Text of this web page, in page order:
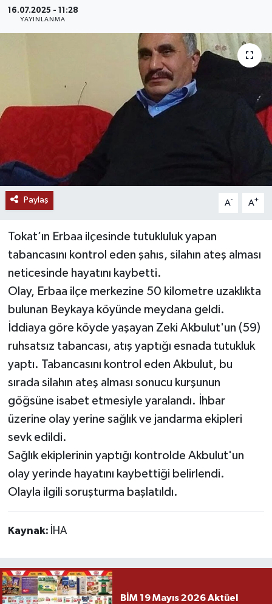
16.07.2025 - 11:28
YAYINLANMA
Paylaş A- A+
Tokat’ın Erbaa ilçesinde tutukluluk yapan
tabancasını kontrol eden şahıs, silahın ateş alması
neticesinde hayatını kaybetti.
Olay, Erbaa ilçe merkezine 50 kilometre uzaklıkta
bulunan Beykaya köyünde meydana geldi.
İddiaya göre köyde yaşayan Zeki Akbulut'un (59)
ruhsatsız tabancası, atış yaptığı esnada tutukluk
yaptı. Tabancasını kontrol eden Akbulut, bu
sırada silahın ateş alması sonucu kurşunun
göğsüne isabet etmesiyle yaralandı. İhbar
üzerine olay yerine sağlık ve jandarma ekipleri
sevk edildi.
Sağlık ekiplerinin yaptığı kontrolde Akbulut'un
olay yerinde hayatını kaybettiği belirlendi.
Olayla ilgili soruşturma başlatıldı.
Kaynak: İHA
BİM 19 Mayıs 2026 Aktüel
MAGAZİN
RESMİ İLANLAR
SOSYAL YARDIMLAR
SPONSORLU YAZI
SPOR
TEKNOLOJİ